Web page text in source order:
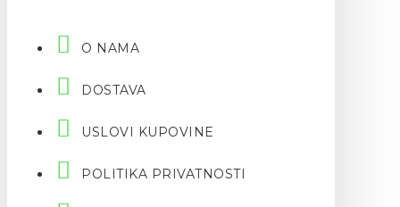
O NAMA
DOSTAVA
USLOVI KUPOVINE
POLITIKA PRIVATNOSTI